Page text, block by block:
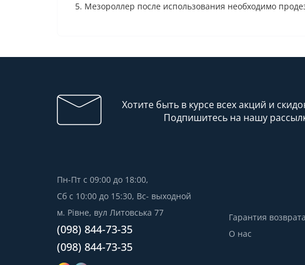
5. Мезороллер после использования необходимо
Хотите быть в курсе всех акций и
Подпишитесь на нашу
Пн-Пт с 09:00 до 18:00,
Сб с 10:00 до 15:30, Вс- выходной
м. Рівне, вул Литовська 77
(098) 844-73-35
(098) 844-73-35
Гарантия возврата
О нас